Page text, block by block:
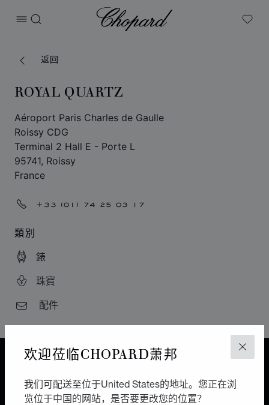
关闭
欢迎莅临CHOPARD萧邦
我们可配送至位于United States的地址。您正在浏
览位于中国的网站，是否要更改您的位置？
打开菜单
搜索
Chopard
My
返回
ROYAL QUARTZ
Aéroport Paris Charles de Gaulle
Roissy CDG
Terminal 2 Hall E - Porte L
95741, Roissy
France
+33 (01) 74 25 03 17
類別
錶
珠寶
配件
主页 查找精品店 所有店铺 欧洲
ROISSY ROYAL QUARTZ